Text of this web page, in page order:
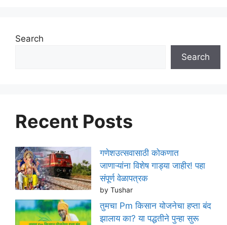
Search
Search
Recent Posts
गणेशउत्सवासाठी कोकणात
जाणाऱ्यांना विशेष गाड्या जाहीर! पहा
संपूर्ण वेळापत्रक
by Tushar
तुमचा Pm किसान योजनेचा हप्ता बंद
झालाय का? या पद्धतीने पुन्हा सुरू